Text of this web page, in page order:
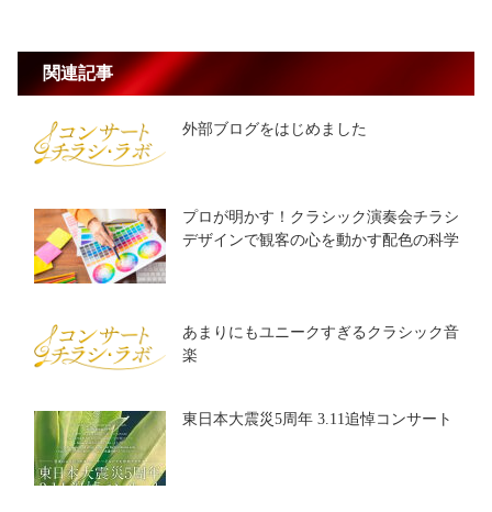
関連記事
外部ブログをはじめました
プロが明かす！クラシック演奏会チラシ
デザインで観客の心を動かす配色の科学
あまりにもユニークすぎるクラシック音
楽
東日本大震災5周年 3.11追悼コンサート